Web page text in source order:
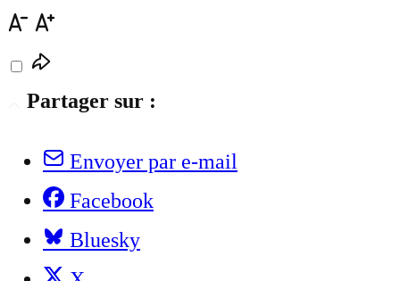
Partager sur :
Envoyer par e-mail
Facebook
Bluesky